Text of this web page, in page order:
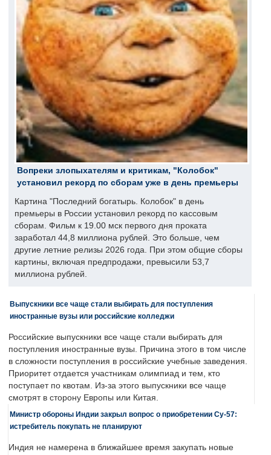
Вопреки злопыхателям и критикам, "Колобок"
установил рекорд по сборам уже в день премьеры
Картина "Последний богатырь. Колобок" в день
премьеры в России установил рекорд по кассовым
сборам. Фильм к 19.00 мск первого дня проката
заработал 44,8 миллиона рублей. Это больше, чем
другие летние релизы 2026 года. При этом общие сборы
картины, включая предпродажи, превысили 53,7
миллиона рублей.
Выпускники все чаще стали выбирать для поступления
иностранные вузы или российские колледжи
Российские выпускники все чаще стали выбирать для
поступления иностранные вузы. Причина этого в том числе
в сложности поступления в российские учебные заведения.
Приоритет отдается участникам олимпиад и тем, кто
поступает по квотам. Из-за этого выпускники все чаще
смотрят в сторону Европы или Китая.
Министр обороны Индии закрыл вопрос о приобретении Су-57:
истребитель покупать не планируют
Индия не намерена в ближайшее время закупать новые